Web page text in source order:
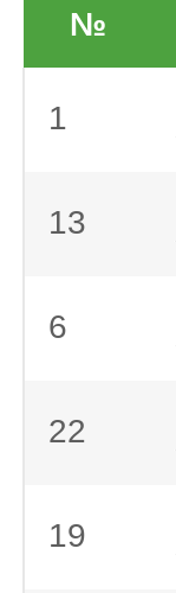
№
1
13
6
22
19